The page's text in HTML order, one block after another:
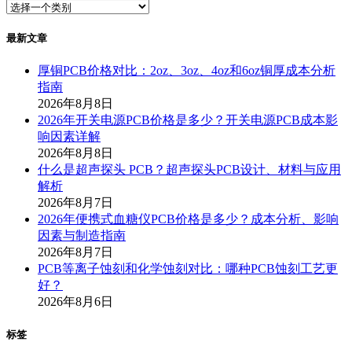
最新文章
厚铜PCB价格对比：2oz、3oz、4oz和6oz铜厚成本分析
指南
2026年8月8日
2026年开关电源PCB价格是多少？开关电源PCB成本影
响因素详解
2026年8月8日
什么是超声探头 PCB？超声探头PCB设计、材料与应用
解析
2026年8月7日
2026年便携式血糖仪PCB价格是多少？成本分析、影响
因素与制造指南
2026年8月7日
PCB等离子蚀刻和化学蚀刻对比：哪种PCB蚀刻工艺更
好？
2026年8月6日
标签